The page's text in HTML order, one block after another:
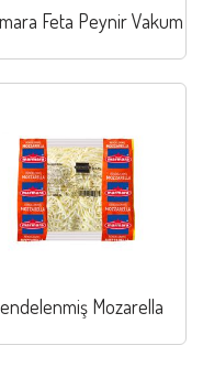
Feta Peynir Vakum
Mozarella